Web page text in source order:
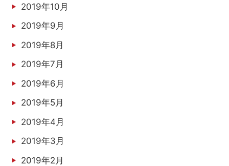
2019年10月
2019年9月
2019年8月
2019年7月
2019年6月
2019年5月
2019年4月
2019年3月
2019年2月